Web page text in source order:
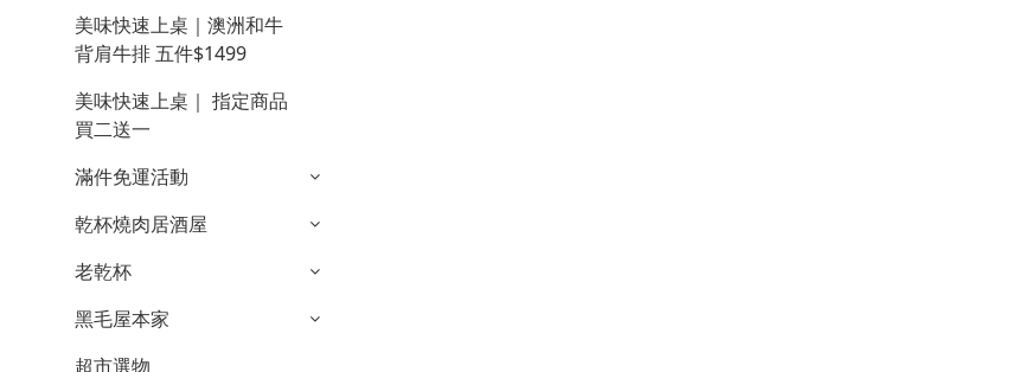
美味快速上桌｜澳洲和牛
背肩牛排 五件$1499
美味快速上桌｜ 指定商品
買二送一
滿件免運活動
乾杯燒肉居酒屋
老乾杯
黑毛屋本家
超市選物